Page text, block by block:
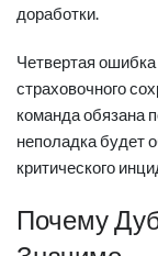
доработки.
Четвертая
страховочного
команда обязана
неполадка будет
критического
Почему